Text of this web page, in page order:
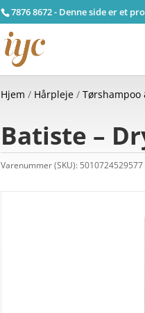
7876 8672 - Denne side er et
Hjem / Hårpleje /Tørshampoo
Batiste –
Varenummer (SKU): 5010724529577